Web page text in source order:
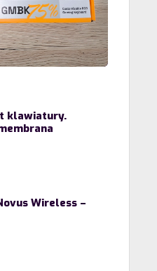
klawiatury.
Wireless –